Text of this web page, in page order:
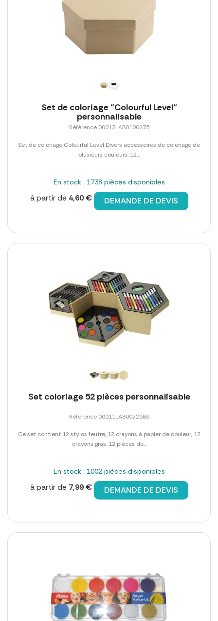
Set de coloriage "Colourful Level"
personnalisable
Référence 00013LAB0100875
Set de coloriage Colourful Level Divers accessoires de coloriage de
plusieurs couleurs: 12...
En stock : 1738 pièces disponibles
à partir de 4,60 € DEMANDE DE DEVIS
Set coloriage 52 pièces personnalisable
Référence 00011LAB0022586
Ce set contient 12 stylos feutre, 12 crayons à papier de couleur, 12
crayons gras, 12 pièces de...
En stock : 1002 pièces disponibles
à partir de 7,99 € DEMANDE DE DEVIS